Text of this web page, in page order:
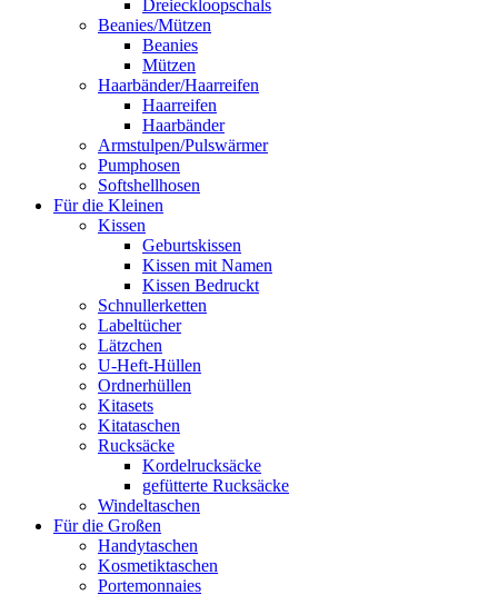
Dreieckloopschals
Beanies/Mützen
Beanies
Mützen
Haarbänder/Haarreifen
Haarreifen
Haarbänder
Armstulpen/Pulswärmer
Pumphosen
Softshellhosen
Für die Kleinen
Kissen
Geburtskissen
Kissen mit Namen
Kissen Bedruckt
Schnullerketten
Labeltücher
Lätzchen
U-Heft-Hüllen
Ordnerhüllen
Kitasets
Kitataschen
Rucksäcke
Kordelrucksäcke
gefütterte Rucksäcke
Windeltaschen
Für die Großen
Handytaschen
Kosmetiktaschen
Portemonnaies